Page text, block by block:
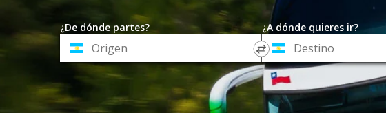
¿De dónde partes? ¿A dónde quieres ir?
Origen
*
Destino